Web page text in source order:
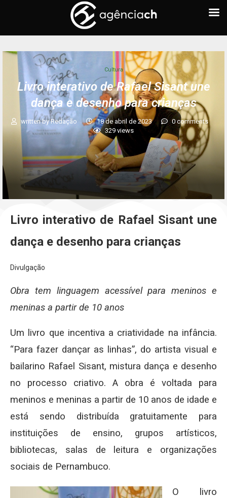
Cultura
Livro interativo de Rafael Sisant une
dança e desenho para crianças
written byRedação 18 de abril de 2023
0 comments
329 views
Livro interativo de Rafael Sisant une
dança e desenho para crianças
Divulgação
Obra tem linguagem acessível para meninos e
meninas a partir de 10 anos
Um livro que incentiva a criatividade na infância.
“Para fazer dançar as linhas”, do artista visual e
bailarino Rafael Sisant, mistura dança e desenho
no processo criativo. A obra é voltada para
meninos e meninas a partir de 10 anos de idade e
está sendo distribuída gratuitamente para
instituições de ensino, grupos artísticos,
bibliotecas, salas de leitura e organizações
sociais de Pernambuco.
O livro